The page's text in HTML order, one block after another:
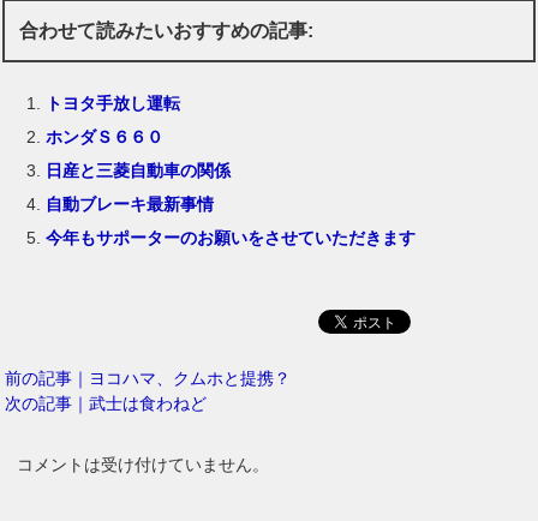
合わせて読みたいおすすめの記事:
トヨタ手放し運転
ホンダＳ６６０
日産と三菱自動車の関係
自動ブレーキ最新事情
今年もサポーターのお願いをさせていただきます
前の記事｜ヨコハマ、クムホと提携？
次の記事｜武士は食わねど
コメントは受け付けていません。